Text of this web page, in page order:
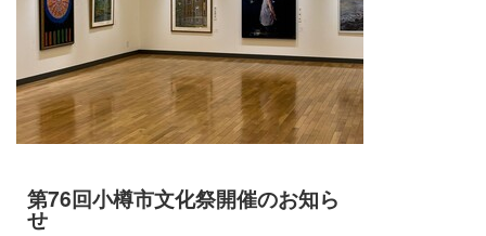
第76回小樽市文化祭開催のお知ら
せ